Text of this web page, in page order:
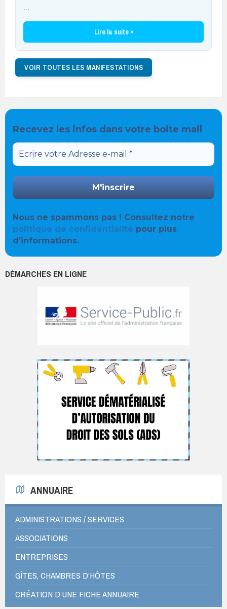
…
Lire la suite »
VOIR TOUTES LES MANIFESTATIONS
Recevez les infos dans votre boite mail
Nous ne spammons pas ! Consultez notre
politique de confidentialité pour plus
d’informations.
DÉMARCHES EN LIGNE
ANNUAIRE
ADMINISTRATIONS / SERVICES
ASSOCIATIONS
ENTREPRISES
GÎTES, CHAMBRES D’HÔTES
CRÉATION D’UNE FICHE ANNUAIRE